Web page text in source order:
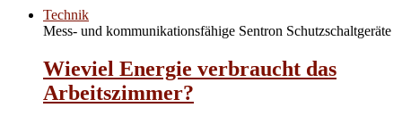
Technik
Mess- und kommunikationsfähige Sentron Schutzschaltgeräte
Wieviel Energie verbraucht das
Arbeitszimmer?